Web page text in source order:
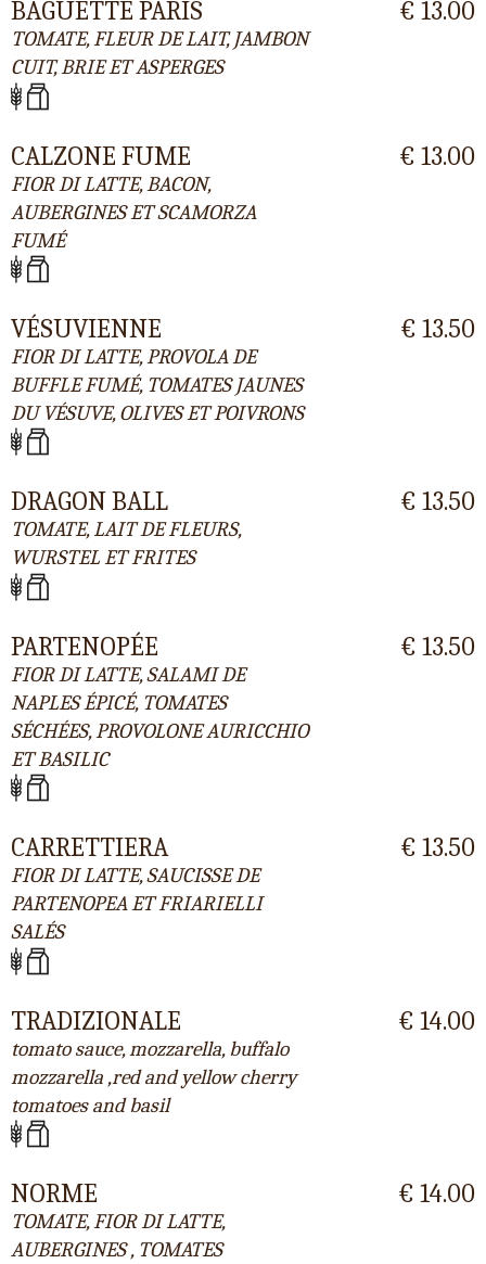
BAGUETTE PARIS
TOMATE, FLEUR DE LAIT, JAMBON
CUIT, BRIE ET ASPERGES
€ 13.00
CALZONE FUME
FIOR DI LATTE, BACON,
AUBERGINES ET SCAMORZA
FUMÉ
€ 13.00
VÉSUVIENNE
FIOR DI LATTE, PROVOLA DE
BUFFLE FUMÉ, TOMATES JAUNES
DU VÉSUVE, OLIVES ET POIVRONS
€ 13.50
DRAGON BALL
TOMATE, LAIT DE FLEURS,
WURSTEL ET FRITES
€ 13.50
PARTENOPÉE
FIOR DI LATTE, SALAMI DE
NAPLES ÉPICÉ, TOMATES
SÉCHÉES, PROVOLONE AURICCHIO
ET BASILIC
€ 13.50
CARRETTIERA
FIOR DI LATTE, SAUCISSE DE
PARTENOPEA ET FRIARIELLI
SALÉS
€ 13.50
TRADIZIONALE
tomato sauce, mozzarella, buffalo
mozzarella ,red and yellow cherry
tomatoes and basil
€ 14.00
NORME
TOMATE, FIOR DI LATTE,
AUBERGINES , TOMATES
€ 14.00